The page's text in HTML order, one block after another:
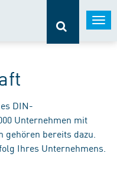
DIN-
Unternehmen mit
gehören bereits dazu.
Ihres Unternehmens.